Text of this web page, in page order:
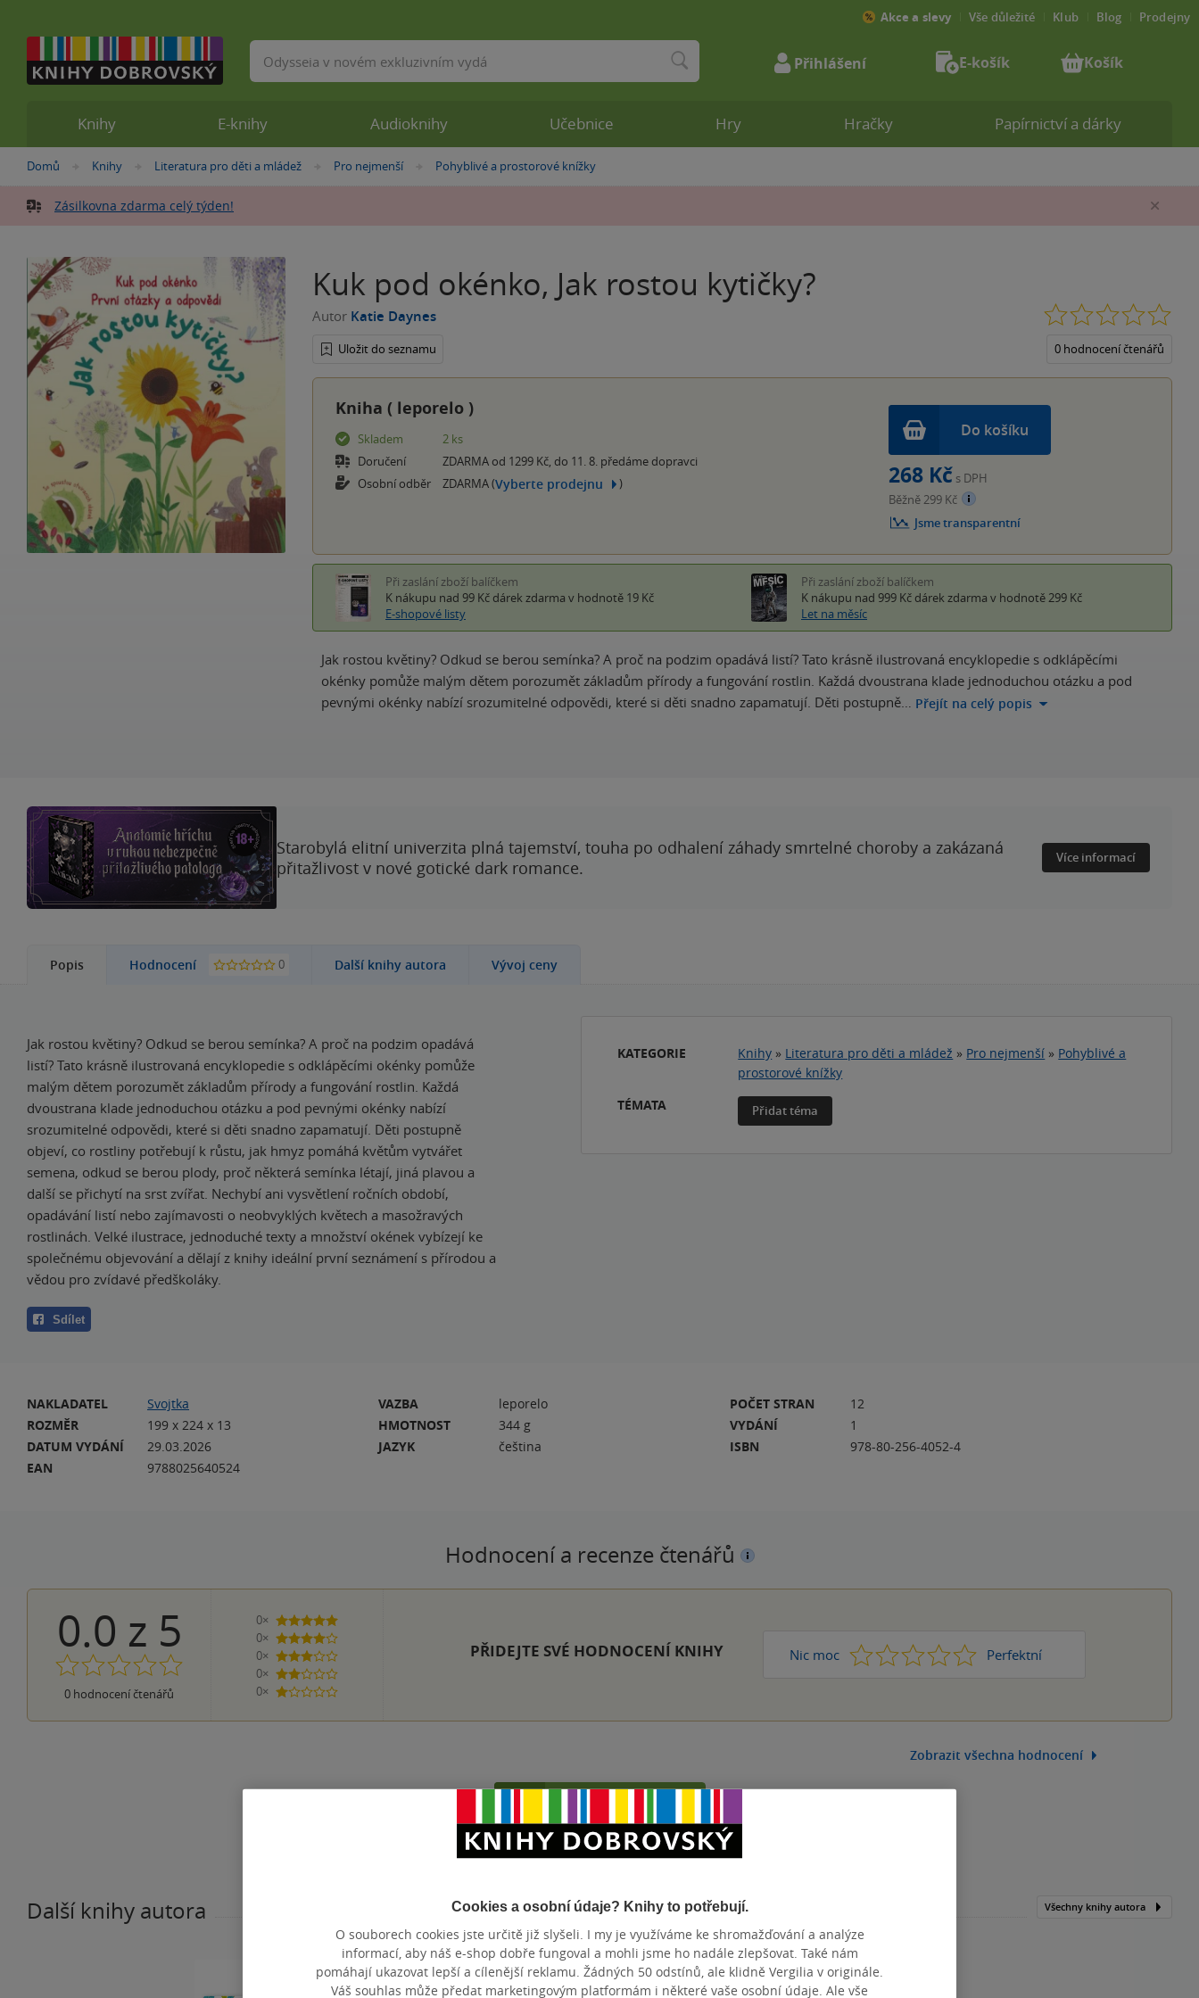
Nacházíte
zde:
Domů »
Knihy »
Literatura pro děti a mládež »Pro nejmenší »Pohyblivé a prostorové knížky
Zásilkovna zdarma celý týden!
Kuk pod okénko, Jak rostou kytičky?
Autor Katie Daynes
Uložit do seznamu 0 hodnocení čtenářů
Kniha ( leporelo )
Skladem
2 ks
Doručení
ZDARMA od 1299 Kč, do 11. 8. předáme dopravci
Osobní odběr
ZDARMA (Vyberte prodejnu )
Do košíku
268 Kč s DPH
Běžně 299 Kč
Jsme transparentní
Při zaslání zboží balíčkem
K nákupu nad 99 Kč dárek zdarma v hodnotě 19 Kč
E-shopové listy
Při zaslání zboží balíčkem
K nákupu nad 999 Kč dárek zdarma v hodnotě 299 Kč
Let na měsíc
Jak rostou květiny? Odkud se berou semínka? A proč na podzim opadává listí? Tato krásně ilustrovaná encyklopedie s odklápěcími
okénky pomůže malým dětem porozumět základům přírody a fungování rostlin. Každá dvoustrana klade jednoduchou otázku a pod
pevnými okénky nabízí srozumitelné odpovědi, které si děti snadno zapamatují. Děti postupně… Přejít na celý popis
Starobylá elitní univerzita plná tajemství, touha po odhalení záhady smrtelné choroby a zakázaná
přitažlivost v nové gotické dark romance.
Více informací
Popis Hodnocení 0 Další knihy autora Vývoj ceny
Jak rostou květiny? Odkud se berou semínka? A proč na podzim opadává
listí? Tato krásně ilustrovaná encyklopedie s odklápěcími okénky pomůže
malým dětem porozumět základům přírody a fungování rostlin. Každá
dvoustrana klade jednoduchou otázku a pod pevnými okénky nabízí
srozumitelné odpovědi, které si děti snadno zapamatují. Děti postupně
objeví, co rostliny potřebují k růstu, jak hmyz pomáhá květům vytvářet
semena, odkud se berou plody, proč některá semínka létají, jiná plavou a
další se přichytí na srst zvířat. Nechybí ani vysvětlení ročních období,
opadávání listí nebo zajímavosti o neobvyklých květech a masožravých
rostlinách. Velké ilustrace, jednoduché texty a množství okének vybízejí ke
společnému objevování a dělají z knihy ideální první seznámení s přírodou a
vědou pro zvídavé předškoláky.
Sdílet
KATEGORIE Knihy » Literatura pro děti a mládež » Pro nejmenší » Pohyblivé a
prostorové knížky
TÉMATA
Přidat téma
NAKLADATEL
Svojtka
ROZMĚR
199 x 224 x 13
DATUM VYDÁNÍ
29.03.2026
EAN
9788025640524
VAZBA
leporelo
HMOTNOST
344 g
JAZYK
čeština
POČET STRAN
12
VYDÁNÍ
1
ISBN
978-80-256-4052-4
Hodnocení a recenze čtenářů
0.0 z 5
0 hodnocení čtenářů
0×
5 hvězdiček
0×
4 hvězdičky
0×
3 hvězdičky
0×
2 hvězdičky
0×
1 hvezdička
PŘIDEJTE SVÉ HODNOCENÍ KNIHY Nic moc 1 2 3 4 Perfektní
5
Zobrazit všechna hodnocení
Další knihy autora Všechny knihy autora
Knihy E-knihy Audioknihy Učebnice Hry Hračky Papírnictví a dárky
Akce a slevy Vše důležité Klub Blog Prodejny
Vyhledávání Přihlášení E-košík Košík
Cookies a osobní údaje? Knihy to potřebují.
O souborech cookies jste určitě již slyšeli. I my je využíváme ke shromažďování a analýze
informací, aby náš e-shop dobře fungoval a mohli jsme ho nadále zlepšovat. Také nám
pomáhají ukazovat lepší a cílenější reklamu. Žádných 50 odstínů, ale klidně Vergilia v originále.
Váš souhlas může předat marketingovým platformám i některé vaše osobní údaje. Ale vše